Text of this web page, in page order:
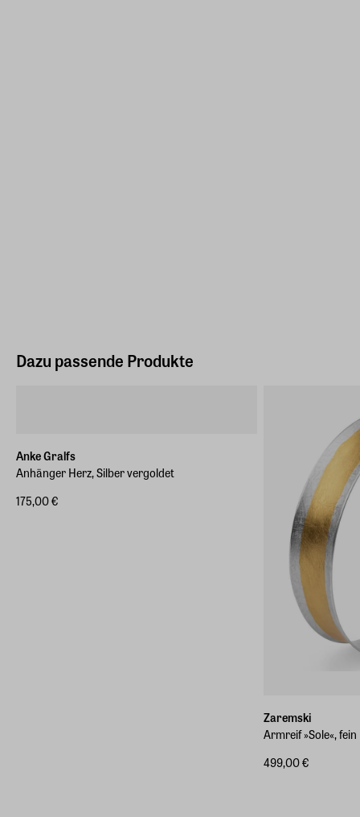
Dazu passende Produkte
Anke Gralfs
Anhänger Herz, Silber vergoldet
175,00 €
Zaremski
Armreif »Sole«, fein
499,00 €